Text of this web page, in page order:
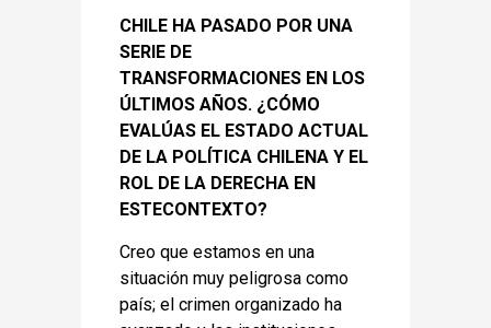
CHILE HA PASADO POR UNA
SERIE DE
TRANSFORMACIONES EN LOS
ÚLTIMOS AÑOS. ¿CÓMO
EVALÚAS EL ESTADO ACTUAL
DE LA POLÍTICA CHILENA Y EL
ROL DE LA DERECHA EN
ESTECONTEXTO?
Creo que estamos en una
situación muy peligrosa como
país; el crimen organizado ha